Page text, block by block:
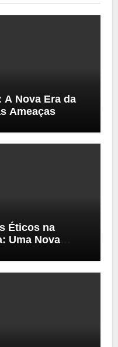
Nova Era da
Ameaças
Éticos na
Uma Nova